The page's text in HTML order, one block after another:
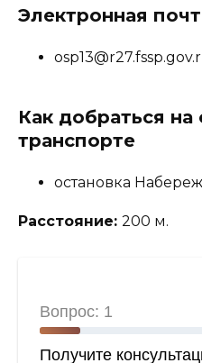
Электронная
Как добраться
транспорте
остановка
Расстояние: 200 м.